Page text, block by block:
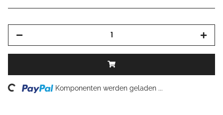
Komponenten werden geladen ...